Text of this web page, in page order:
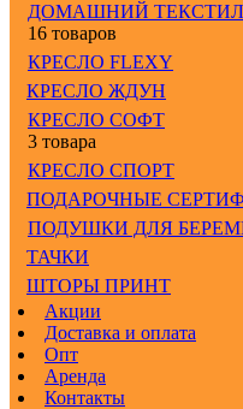
ДОМАШНИЙ
16 товаров
КРЕСЛО FLEXY
КРЕСЛО ЖДУН
КРЕСЛО СОФТ
3 товара
КРЕСЛО СПОРТ
ПОДАРОЧНЫЕ
ПОДУШКИ ДЛЯ
ТАЧКИ
ШТОРЫ ПРИНТ
Акции
Доставка и оплата
Опт
Аренда
Контакты